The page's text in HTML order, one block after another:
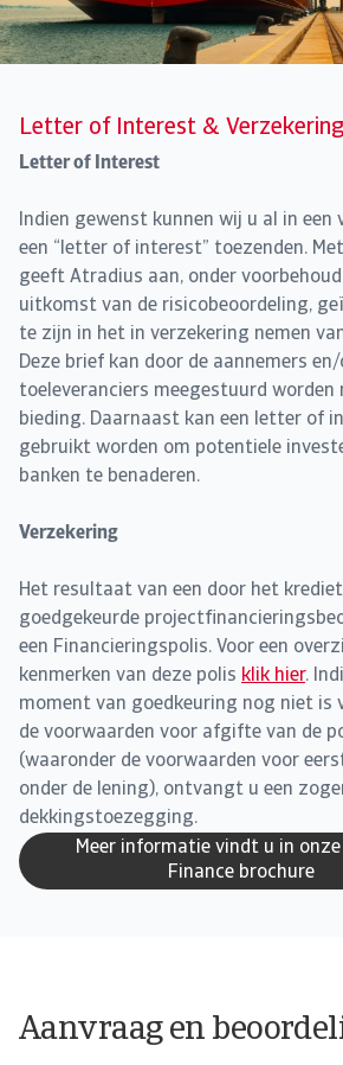
Letter of Interest & Verzekering
Letter of Interest
Indien gewenst kunnen wij u al in een
een “letter of interest” toezenden.
geeft Atradius aan, onder
uitkomst van de risicobeoordeling,
te zijn in het in verzekering nemen
Deze brief kan door de aannemers
toeleveranciers meegestuurd worden
bieding. Daarnaast kan een letter of
gebruikt worden om potentiele
banken te benaderen.
Verzekering
Het resultaat van een door het
goedgekeurde
een Financieringspolis. Voor een
kenmerken van deze polis klik hier.
moment van goedkeuring nog niet is
de voorwaarden voor afgifte van de
(waaronder de voorwaarden voor
onder de lening), ontvangt u een
dekkingstoezegging.
Meer informatie vindt u in
Finance brochure
Aanvraag en